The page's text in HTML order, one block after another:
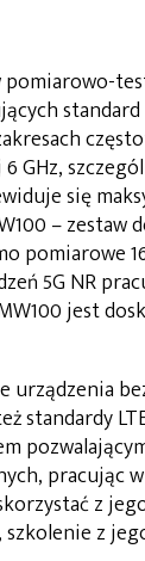
standard
się
–
pomiarowe
5G NR
jest
standardy
pracując
z
z